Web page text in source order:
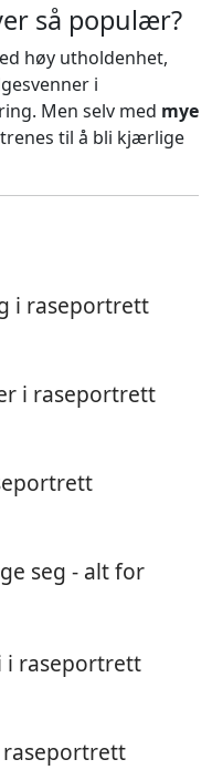
så populær?
høy utholdenhet,
i
Men selv med mye
til å bli kjærlige
i raseportrett
i raseportrett
seg - alt for
i raseportrett